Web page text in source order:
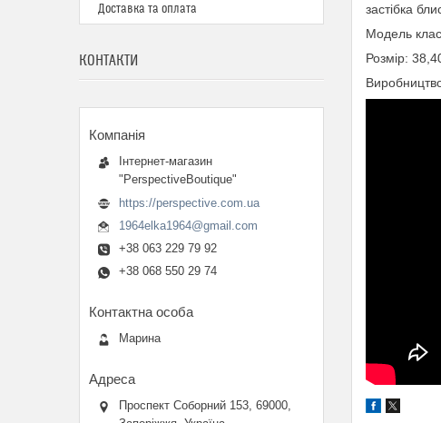
застібка
Модель
Розмір:
Доставка та оплата
КОНТАКТИ
Інтернет-магазин
"PerspectiveBoutique"
https://perspective.com.ua
1964elka1964@gmail.com
+38 063 229 79 92
+38 068 550 29 74
Марина
Проспект Соборний 153, 69000,